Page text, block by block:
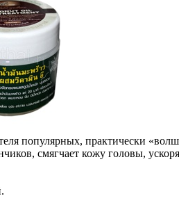
популярных, практически
смягчает кожу головы,